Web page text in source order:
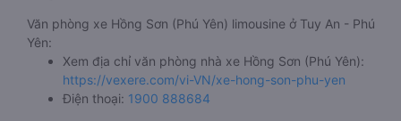
Văn phòng xe Hồng Sơn (Phú Yên) limousine ở Tuy An - Phú
Yên:
Xem địa chỉ văn phòng nhà xe Hồng Sơn (Phú Yên):
https://vexere.com/vi-VN/xe-hong-son-phu-yen
Điện thoại: 1900 888684